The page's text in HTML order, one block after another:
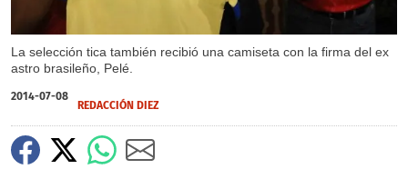
La selección tica también recibió una camiseta con la firma del ex
astro brasileño, Pelé.
2014-07-08
REDACCIÓN DIEZ